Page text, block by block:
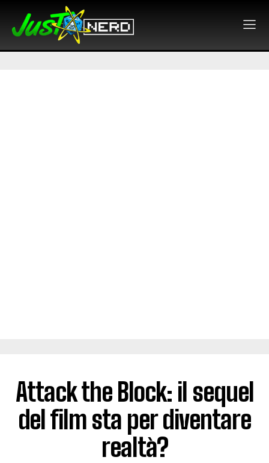
Attack the Block: il sequel
del film sta per diventare
realtà?